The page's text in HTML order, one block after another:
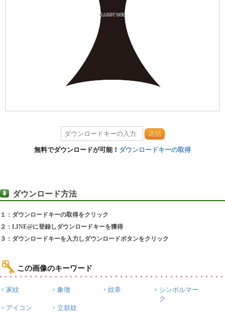
送信
無料でダウンロードが可能！ ダウンロードキーの取得
ダウンロード方法
１：ダウンロードキーの取得をクリック
２：LINE@に登録しダウンロードキーを獲得
３：ダウンロードキーを入力しダウンロードボタンをクリック
この画像のキーワード
家紋 象徴 紋章
シンボルマー
ク
アイコン
立鼓紋